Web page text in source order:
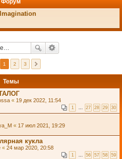
Форум
1 2 3
Темы
« 19 дек 2022, 11:54
1 … 27 28 29 30
« 17 июл 2021, 19:29
кукла
« 24 мар 2020, 20:58
1 … 56 57 58 59